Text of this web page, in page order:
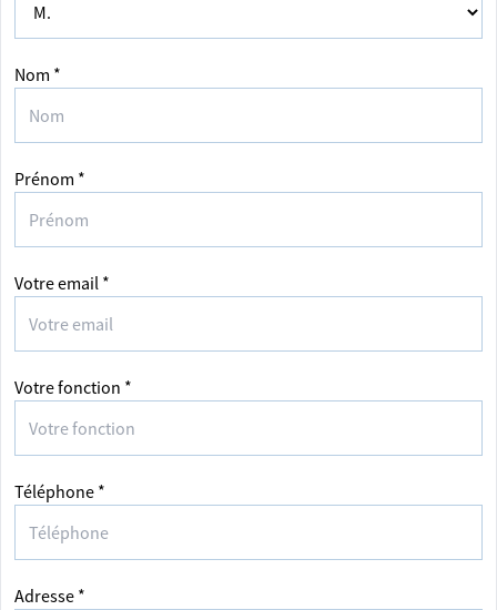
Nom *
Prénom *
Votre email *
Votre fonction *
Téléphone *
Adresse *